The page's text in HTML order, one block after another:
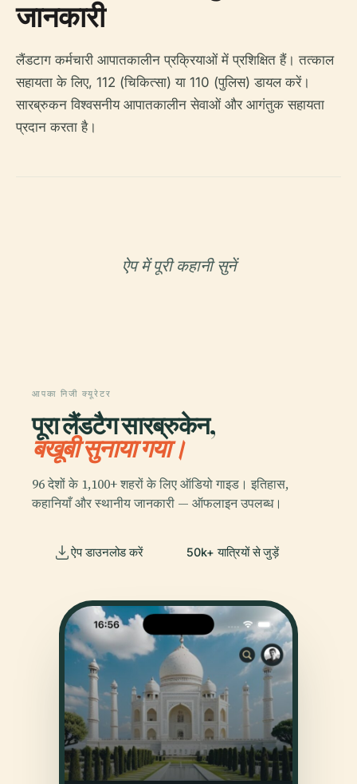
जानकारी
लैंडटाग कर्मचारी आपातकालीन प्रक्रियाओं में प्रशिक्षित हैं। तत्काल
सहायता के लिए, 112 (चिकित्सा) या 110 (पुलिस) डायल करें।
सारब्रुकन विश्वसनीय आपातकालीन सेवाओं और आगंतुक सहायता
प्रदान करता है।
ऐप में पूरी कहानी सुनें
आपका निजी क्यूरेटर
पूरा लैंडटैग सारब्रुकेन,
बखूबी सुनाया गया।
96 देशों के 1,100+ शहरों के लिए ऑडियो गाइड। इतिहास,
कहानियाँ और स्थानीय जानकारी — ऑफलाइन उपलब्ध।
ऐप डाउनलोड करें 50k+ यात्रियों से जुड़ें